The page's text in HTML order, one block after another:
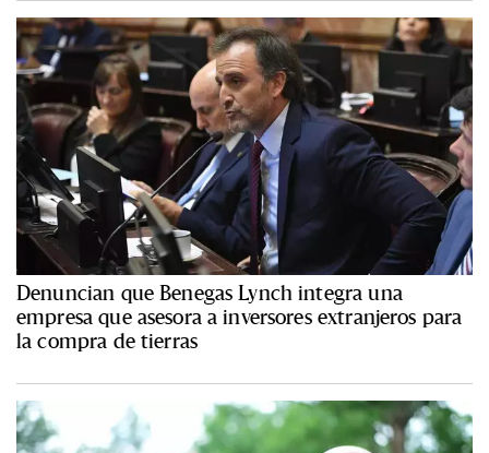
Denuncian que Benegas Lynch integra una
empresa que asesora a inversores extranjeros para
la compra de tierras